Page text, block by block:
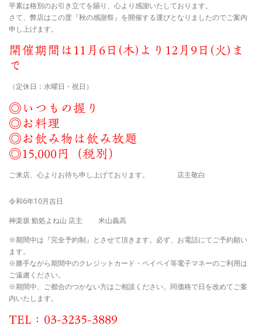
平素は格別のお引き立てを賜り、心より感謝いたしております。
さて、弊店はこの度『秋の感謝祭』を開催する運びとなりましたのでご案内
申し上げます。
開催期間は11月6日(木) より12月9日 ( 火 ) ま
で
（定休日：水曜日・祝日）
◎いつもの握り
◎お料理
◎お飲み物は飲み放題
◎15,000円（税別）
ご来店、心よりお待ち申し上げております。 店主敬白
令和6年10月吉日
神楽坂 鮨処よね山 店主
米山義高
※期間中は『完全予約制』とさせて頂きます。必ず、お電話にてご予約願い
ます。
※勝手ながら期間中のクレジットカード・ペイペイ等電子マネーのご利用は
ご遠慮ください。
※期間中、ご都合のつかない方はご相談ください。同価格で日を改めてご案
内いたします。
TEL：03-3235-3889